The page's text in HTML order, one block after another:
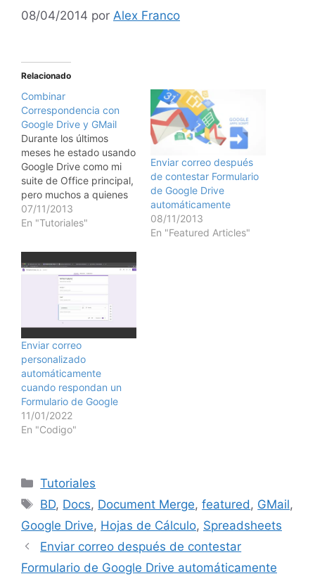
08/04/2014 por Alex Franco
Relacionado
Combinar
Correspondencia con
Google Drive y GMail
Durante los últimos
meses he estado usando
Google Drive como mi
suite de Office principal,
pero muchos a quienes
les recomendaba usarlo
tenían casi siempre la
puede hacer
combinación de
correspondencia?", la
respuesta es SI. Aquí les
dejo un pequeño tutorial
que hice sobre cómo
hacer una…
07/11/2013
En "Tutoriales"
Enviar correo después
de contestar Formulario
de Google Drive
automáticamente
08/11/2013
En "Featured Articles"
Enviar correo
personalizado
automáticamente
cuando respondan un
Formulario de Google
11/01/2022
En "Codigo"
Categorías
Tutoriales
Etiquetas
BD, Docs, Document Merge,featured, GMail,
Google Drive, Hojas de Cálculo, Spreadsheets
Enviar correo después de contestar
Formulario de Google Drive automáticamente